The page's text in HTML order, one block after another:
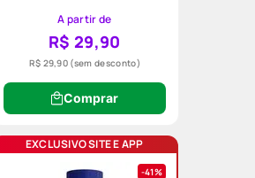
para
A partir de
R$ 29,90
R$ 29,90 (sem desconto)
Comprar
EXCLUSIVO SITE E APP
41%